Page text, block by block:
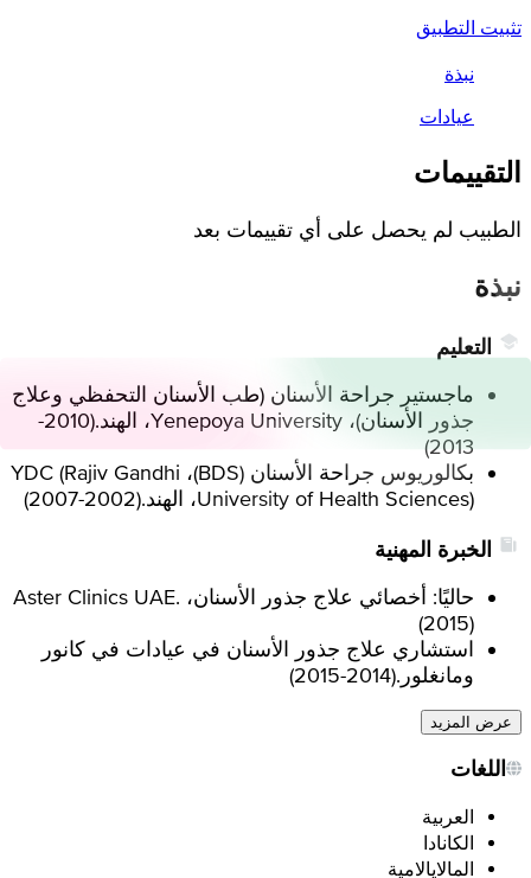
تثبيت التطبيق
نبذة
عيادات
التقييمات
الطبيب لم يحصل على أي تقييمات بعد
نبذة
التعليم
ماجستير جراحة الأسنان (طب الأسنان التحفظي وعلاج
جذور الأسنان)، Yenepoya University، الهند.
(
2010-
2013
)
بكالوريوس جراحة الأسنان (BDS)، YDC (Rajiv Gandhi
University of Health Sciences)، الهند.
(
2002-2007
)
الخبرة المهنية
حاليًا: أخصائي علاج جذور الأسنان، Aster Clinics UAE.
(2015)
استشاري علاج جذور الأسنان في عيادات في كانور
ومانغلور.(
2014-2015
)
عرض المزيد
اللغات
العربية
الكانادا
المالايالامية